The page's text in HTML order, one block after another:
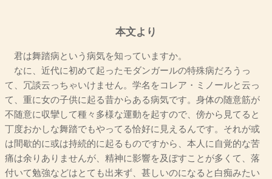
本文より
君は舞踏病という病気を知っていますか。
なに、近代に初めて起ったモダンガールの特殊病だろうっ
て、冗談云っちゃいけません。学名をコレア・ミノールと云っ
て、重に女の子供に起る昔からある病気です。身体の随意筋が
不随意に収攣して種々多様な運動を起すので、傍から見てると
丁度おかしな舞踏でもやってる恰好に見えるんです。それが或
は間歇的に或は持続的に起るものですから、本人に自覚的な苦
痛は余りありませんが、精神に影響を及ぼすことが多くて、落
付いて勉強などはとても出来ず、甚しいのになると白痴みたい